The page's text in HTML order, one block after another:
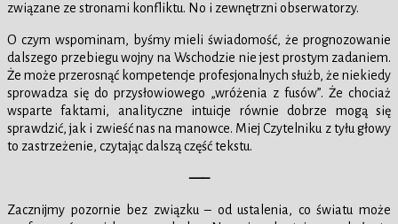
związane ze stronami konfliktu. No i zewnętrzni obserwatorzy.
O czym wspominam, byśmy mieli świadomość, że prognozowanie
dalszego przebiegu wojny na Wschodzie nie jest prostym zadaniem.
Że może przerosnąć kompetencje profesjonalnych służb, że niekiedy
sprowadza się do przysłowiowego „wróżenia z fusów”. Że chociaż
wsparte faktami, analityczne intuicje równie dobrze mogą się
sprawdzić, jak i zwieść nas na manowce. Miej Czytelniku z tyłu głowy
to zastrzeżenie, czytając dalszą część tekstu.
—–
Zacznijmy pozornie bez związku – od ustalenia, co światu może